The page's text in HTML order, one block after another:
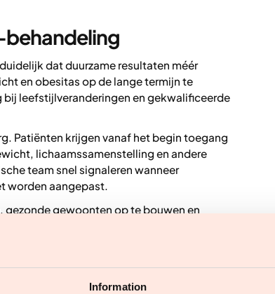
Information
behandeling
dat duurzame resultaten méér
en obesitas op de lange termijn te
leefstijlveranderingen en gekwalificeerde
Patiënten krijgen vanaf het begin toegang
lichaamssamenstelling en andere
team snel signaleren wanneer
worden aangepast.
gewoonten op te bouwen en